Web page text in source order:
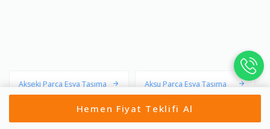
Akseki Parça Eşya Taşıma Aksu Parça Eşya Taşıma
Hemen Fiyat Teklifi Al